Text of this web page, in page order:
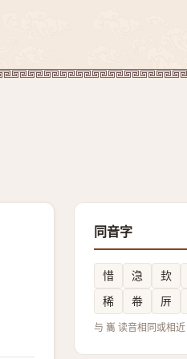
同音字
惜 㴔 㰪
稀
帣 㕃
与 巂 读音相同或相近